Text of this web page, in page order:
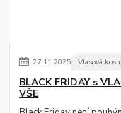
27.11.2025 Vlasová
BLACK FRIDAY s
VŠE